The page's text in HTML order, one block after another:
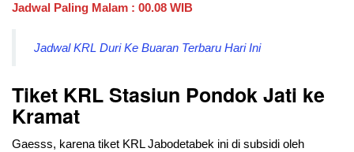
Jadwal Paling Malam : 00.08 WIB
Jadwal KRL Duri Ke Buaran Terbaru Hari Ini
Tiket KRL Stasiun Pondok Jati ke
Kramat
Gaesss, karena tiket KRL Jabodetabek ini di subsidi oleh